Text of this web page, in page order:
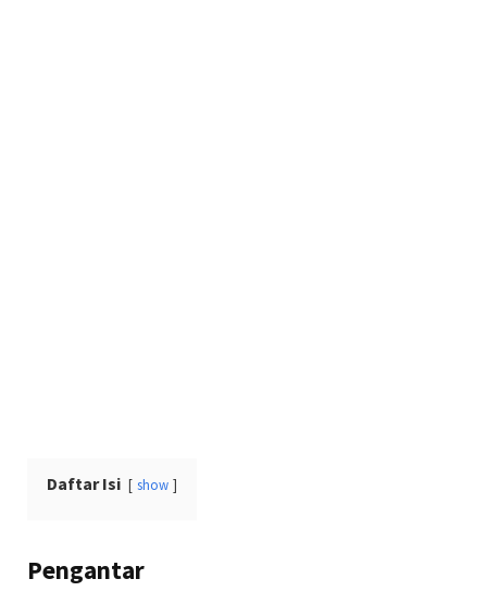
Daftar Isi show
Pengantar